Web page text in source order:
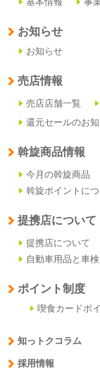
お知らせ
お知らせ
売店情報
売店店舗一覧
還元セールのお
斡旋商品情報
今月の斡旋商品
斡旋ポイントに
提携店について
提携店について
自動車用品と車
ポイント制度
喫食カードポ
知っトクコラム
採用情報